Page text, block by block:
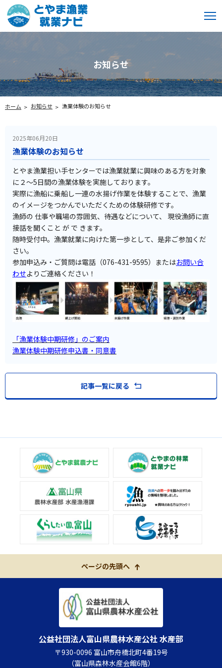
お知らせ
ホーム お知らせ 漁業体験のお知らせ
2025年06月20日
漁業体験のお知らせ
とやま漁業担い手センターでは漁業就業に興味のある方を対象
に２～5日間の漁業体験を実施しております。
実際に漁船に乗船し一連の水揚げ作業を体験することで、漁業
のイメージをつかんでいただくための体験研修です。
漁師の 仕事や職場の雰囲気、待遇などについて、 現役漁師に直
接話を聞くこと が で きます。
随時受付中。漁業就業に向けた第一歩として、是非ご参加くだ
さい。
参加申込み・ご質問は電話（076-431-9595）またはお問い合
わせよりご連絡ください！
「漁業体験中期研修」のご案内
漁業体験中期研修申込書・同意書
記事一覧に戻る
ページの先頭へ
公益社団法人富山県農林水産公社 水産部
〒930-0096 富山市舟橋北町4番19号
（富山県森林水産会館6階）